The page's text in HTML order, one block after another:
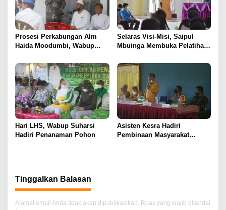
Prosesi Perkabungan Alm
Haida Moodumbi, Wabup
Selaras Visi-Misi, Saipul
Mbuinga Membuka Pelatihan
Hari LHS, Wabup Suharsi
Hadiri Penanaman Pohon
Asisten Kesra Hadiri
Pembinaan Masyarakat
Tinggalkan Balasan
Alamat email Anda tidak akan dipublikasikan. Ruas yang wajib ditandai